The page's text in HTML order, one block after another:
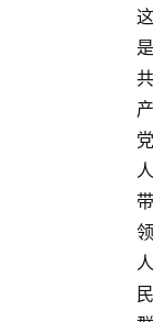
这
是
共
产
党
人
带
领
人
民